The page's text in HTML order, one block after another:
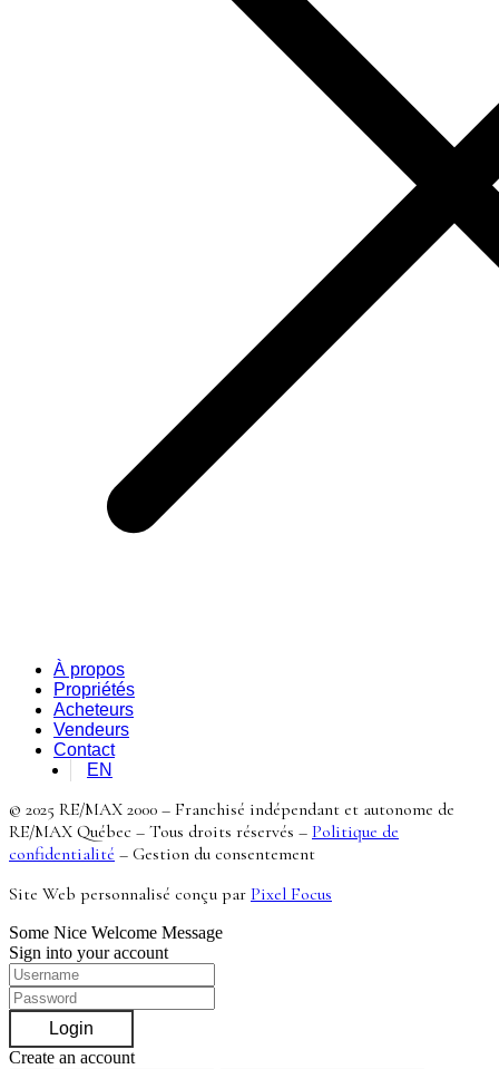
À propos
Propriétés
Acheteurs
Vendeurs
Contact
EN
© 2025 RE/MAX 2000 – Franchisé indépendant et autonome de
RE/MAX Québec – Tous droits réservés – Politique de
confidentialité – Gestion du consentement
Site Web personnalisé conçu par Pixel Focus
Some Nice Welcome Message
Sign into your account
Login
Create an account